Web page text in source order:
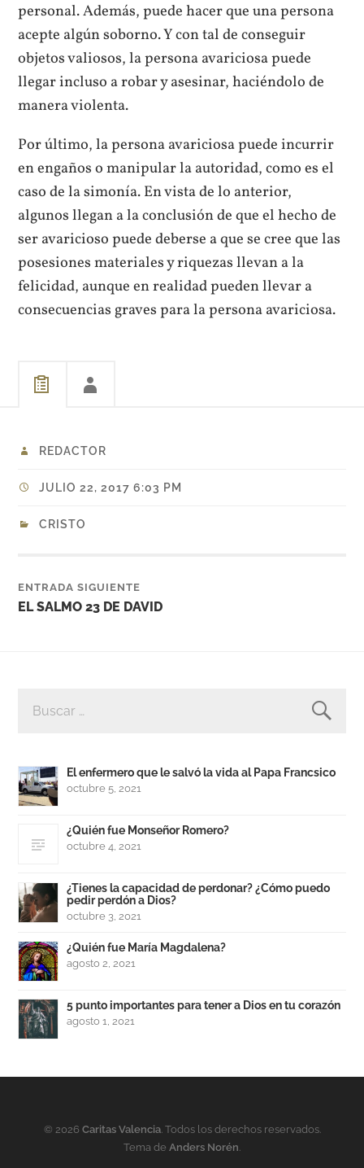
personal. Además, puede hacer que una persona
acepte algún soborno. Y con tal de conseguir
objetos valiosos, la persona avariciosa puede
llegar incluso a robar y asesinar, haciéndolo de
manera violenta.
Por último, la persona avariciosa puede incurrir
en engaños o manipular la autoridad, como es el
caso de la simonía. En vista de lo anterior,
algunos llegan a la conclusión de que el hecho de
ser avaricioso puede deberse a que se cree que las
posesiones materiales y riquezas llevan a la
felicidad, aunque en realidad pueden llevar a
consecuencias graves para la persona avariciosa.
REDACTOR
JULIO 22, 2017 6:03 PM
CRISTO
ENTRADA SIGUIENTE
EL SALMO 23 DE DAVID
El enfermero que le salvó la vida al Papa Francsico
octubre 5, 2021
¿Quién fue Monseñor Romero?
octubre 4, 2021
¿Tienes la capacidad de perdonar? ¿Cómo puedo
pedir perdón a Dios?
octubre 3, 2021
¿Quién fue María Magdalena?
agosto 2, 2021
5 punto importantes para tener a Dios en tu corazón
agosto 1, 2021
© 2026 Caritas Valencia. Todos los derechos reservados.
Tema de Anders Norén